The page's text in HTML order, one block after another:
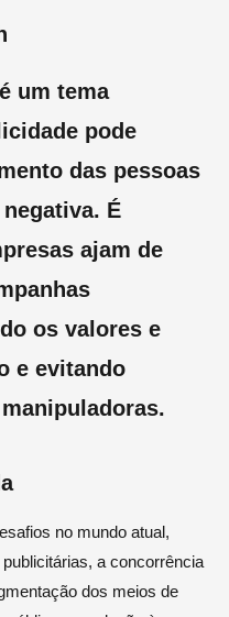
um tema
pode
das pessoas
É
ajam de
os valores e
e evitando
no mundo atual,
a concorrência
dos meios de